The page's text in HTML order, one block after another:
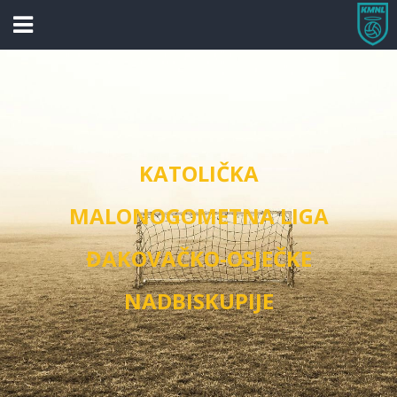
KATOLIČKA
MALONOGOMETNA LIGA
ĐAKOVAČKO-OSJEČKE
NADBISKUPIJE